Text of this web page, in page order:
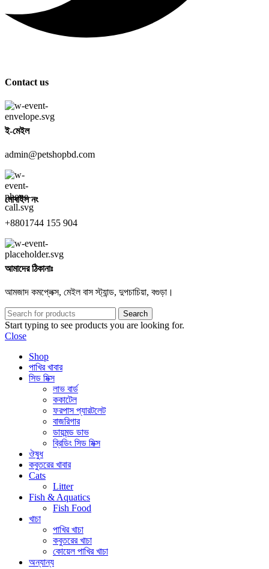
Contact us
ই-মেইল
admin@petshopbd.com
মোবাইল নং
+8801744 155 904
আমাদের ঠিকানাঃ
আমজাদ কমপ্লেক্স, মেইল বাস স্ট্যান্ড, দুপচাচিয়া, বগুড়া।
Search
Start typing to see products you are looking for.
Close
Shop
পাখির খাবার
সিড মিক্স
লাভ বার্ড
ককাটেল
ফরপাস প্যারটলেট
বাজরিগার
ডায়মন্ড ডাভ
ব্রিডিং সিড মিক্স
ঔষুধ
কবুতরের খাবার
Cats
Litter
Fish & Aquatics
Fish Food
খাচা
পাখির খাচা
কবুতরের খাচা
কোয়েল পাখির খাচা
অন্যান্য